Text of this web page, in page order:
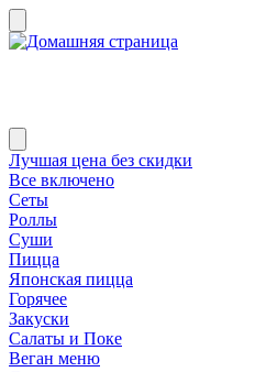
Лучшая цена без скидки
Все включено
Сеты
Роллы
Суши
Пицца
Японская пицца
Горячее
Закуски
Салаты и Поке
Веган меню